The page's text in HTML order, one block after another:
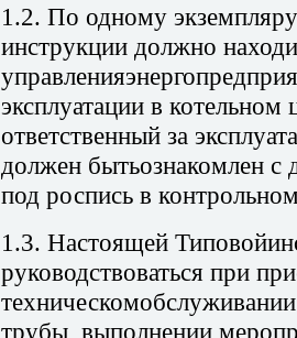
1.2. По одному
инструкции должно
эксплуатации в котельном
ответственный за
должен бытьознакомлен с
под роспись в
1.3. Настоящей
руководствоваться при
трубы, выполнении